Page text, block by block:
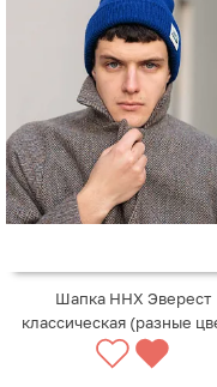
Шапка ННХ Эверест
классическая (разные